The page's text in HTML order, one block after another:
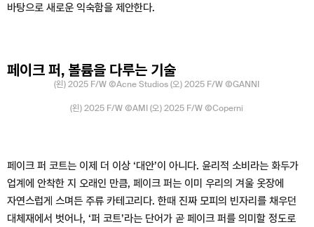
바탕으로 새로운 익숙함을 제안한다.
페이크 퍼, 볼륨을 다루는 기술
(왼) 2025 F/W ⒸAcne Studios (오) 2025 F/W ⒸGANNI
(왼) 2025 F/W ⒸAMI (오) 2025 F/W ⒸCoperni
페이크 퍼 코트는 이제 더 이상 ‘대안’이 아니다. 윤리적 소비라는 화두가
업계에 안착한 지 오래인 만큼, 페이크 퍼는 이미 우리의 겨울 옷장에
자연스럽게 스며든 주류 카테고리다. 한때 진짜 모피의 빈자리를 채우던
대체재에서 벗어나, ‘퍼 코트’라는 단어가 곧 페이크 퍼를 의미할 정도로